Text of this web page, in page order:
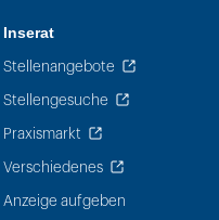
Inserat
Stellenangebote
Stellengesuche
Praxismarkt
Verschiedenes
Anzeige aufgeben